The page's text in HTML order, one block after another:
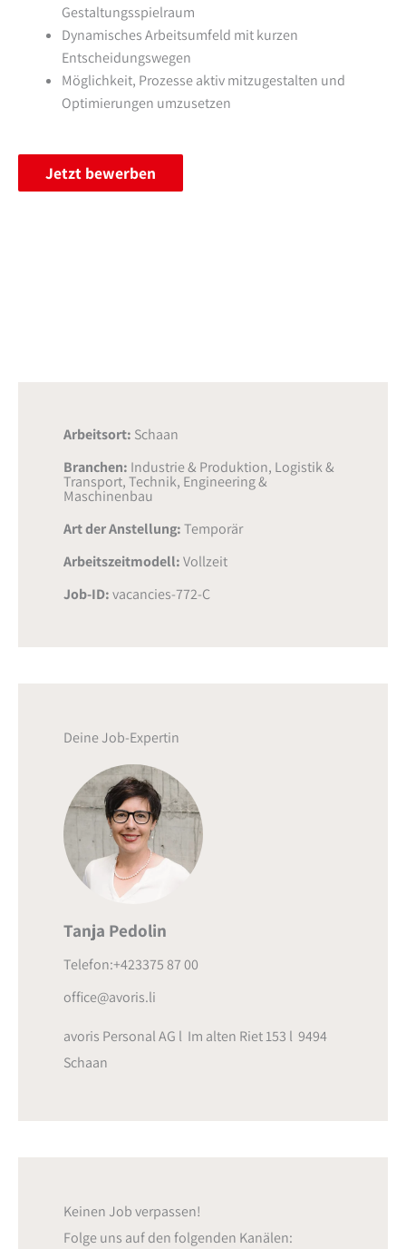
Gestaltungsspielraum
Dynamisches Arbeitsumfeld mit kurzen
Entscheidungswegen
Möglichkeit, Prozesse aktiv mitzugestalten und
Optimierungen umzusetzen
Jetzt bewerben
Arbeitsort: Schaan
Branchen: Industrie & Produktion, Logistik &
Transport,Technik, Engineering &
Maschinenbau
Art der Anstellung:Temporär
Arbeitszeitmodell:Vollzeit
Job-ID:vacancies-772-C
Deine Job-Expertin
Tanja Pedolin
Telefon:+423375 87 00
office@avoris.li
avoris Personal AG l Im alten Riet 153 l 9494
Schaan
Keinen Job verpassen!
Folge uns auf den folgenden Kanälen: